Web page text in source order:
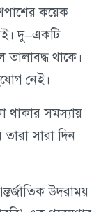
কয়েক
দু–একটি
তালাবদ্ধ থাকে।
নেই।
থাকার সমস্যায়
সারা দিন
উদরাময়